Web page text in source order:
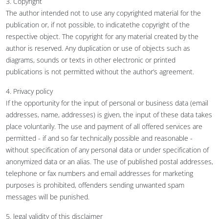
The author intended not to use any copyrighted material for the
publication or, if not possible, to indicatethe copyright of the
respective object. The copyright for any material created by the
author is reserved. Any duplication or use of objects such as
diagrams, sounds or texts in other electronic or printed
publications is not permitted without the author’s agreement.
4. Privacy policy
If the opportunity for the input of personal or business data (email
addresses, name, addresses) is given, the input of these data takes
place voluntarily. The use and payment of all offered services are
permitted - if and so far technically possible and reasonable -
without specification of any personal data or under specification of
anonymized data or an alias. The use of published postal addresses,
telephone or fax numbers and email addresses for marketing
purposes is prohibited, offenders sending unwanted spam
messages will be punished.
5. legal validity of this disclaimer